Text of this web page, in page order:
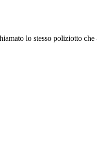
lo stesso poliziotto